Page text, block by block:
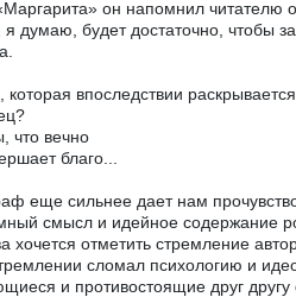
он напомнил читателю
думаю, будет достаточно, чтобы
впоследствии
что вечно
благо...
еще сильнее дает нам
смысл и идейное содержание
хочется отметить стремление
сломал психологию и
и противостоящие друг